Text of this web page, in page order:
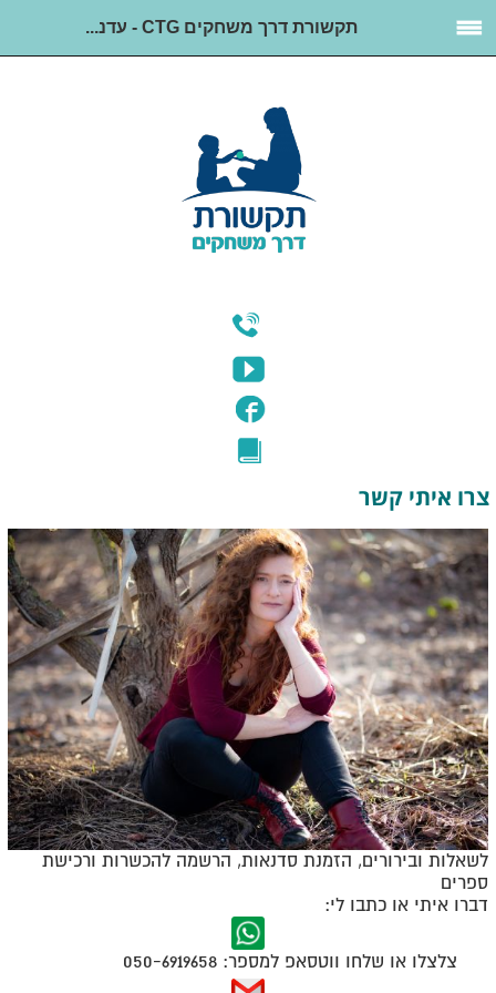
תקשורת דרך משחקים CTG - עדנ...
לשאלות ובירורים, הזמנת סדנאות, הרשמה להכשרות ורכישת
ספרים
דברו איתי או כתבו לי:
צלצלו או שלחו ווטסאפ למספר: 050-6919658
צרו איתי קשר